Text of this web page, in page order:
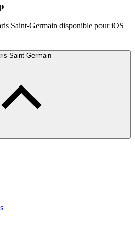
Saint-Germain disponible pour iOS
Saint-Germain